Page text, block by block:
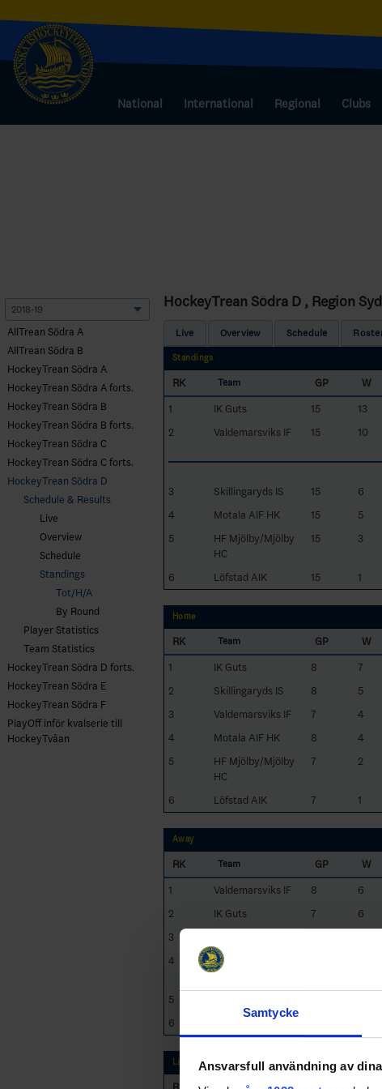
Samtycke
Ansvarsfull användning av
National International Regional Clubs
AllTrean Södra A
AllTrean Södra B
HockeyTrean Södra A
HockeyTrean Södra A forts.
HockeyTrean Södra B
HockeyTrean Södra B forts.
HockeyTrean Södra C
HockeyTrean Södra C forts.
HockeyTrean Södra D
Schedule & Results
Live
Overview
Schedule
Standings
Tot/H/A
By Round
Player Statistics
Team Statistics
HockeyTrean Södra D forts.
HockeyTrean Södra E
HockeyTrean Södra F
PlayOff inför kvalserie till
HockeyTvåan
HockeyTrean Södra D , Region Syd
Live Overview Schedule
Standings
RK Team GP W
1
IK Guts 15 13
2
Valdemarsviks IF 15 10
3 Skillingaryds IS 15 6
4
Motala AIF HK 15 5
5
HF Mjölby/Mjölby
HC
15 3
6 Löfstad AIK 15 1
Home
RK Team GP W
1
IK Guts 8 7
2
Skillingaryds IS 8 5
3
Valdemarsviks IF 7 4
4
Motala AIF HK 8 4
5
HF Mjölby/Mjölby
HC
7 2
6 Löfstad AIK 7 1
Away
RK Team GP W
1
Valdemarsviks IF 8 6
2
IK Guts 7 6
3
4
HF Mjölby/Mjölby
HC
5
6
Last 5 games
Team